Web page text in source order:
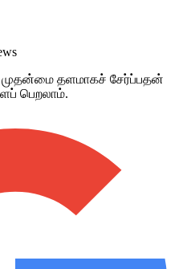
தளமாகச் சேர்ப்பதன்
பெறலாம்.